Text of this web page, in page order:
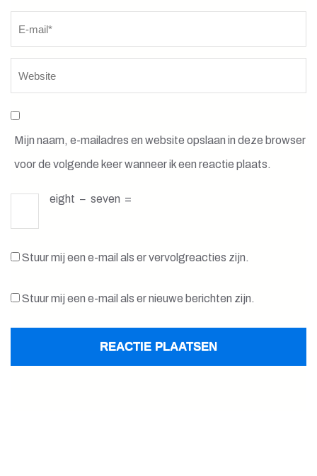
Mijn naam, e-mailadres en website opslaan in deze browser
voor de volgende keer wanneer ik een reactie plaats.
eight − seven =
Stuur mij een e-mail als er vervolgreacties zijn.
Stuur mij een e-mail als er nieuwe berichten zijn.